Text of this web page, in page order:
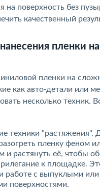
на поверхность без
качественный
нанесения пленки
пленки на
как авто-детали или
несколько техник.
техники "растяжения".
пленку феном
и растянуть её, чтобы
к площадке.
работе с выпуклыми или
поверхностями.